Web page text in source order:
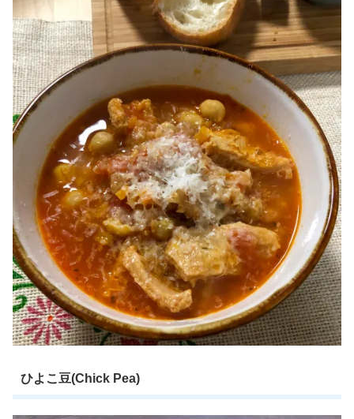
ひよこ豆(Chick Pea)